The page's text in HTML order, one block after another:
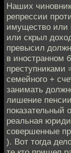
Наших
репрессии
имущество или
или скрыл
превысил
в иностранном
преступниками
семейного +
занимать
лишение
показательный
реальная
совершенные
). Вот тогда